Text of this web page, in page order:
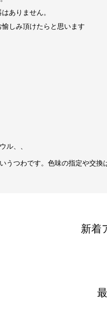
ありません。
しみ頂けたらと思います
ル、、
うつわです。色味の指定や交
新着